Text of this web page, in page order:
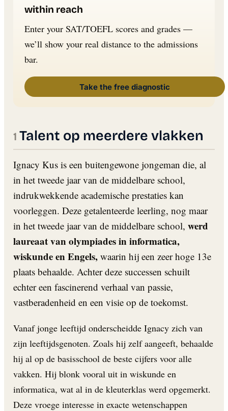
within reach
Enter your SAT/TOEFL scores and grades —
we’ll show your real distance to the admissions
bar.
Take the free diagnostic
Talent op meerdere vlakken
Ignacy Kus is een buitengewone jongeman die, al
in het tweede jaar van de middelbare school,
indrukwekkende academische prestaties kan
voorleggen. Deze getalenteerde leerling, nog maar
in het tweede jaar van de middelbare school, werd
laureaat van olympiades in informatica,
wiskunde en Engels, waarin hij een zeer hoge 13e
plaats behaalde. Achter deze successen schuilt
echter een fascinerend verhaal van passie,
vastberadenheid en een visie op de toekomst.
Vanaf jonge leeftijd onderscheidde Ignacy zich van
zijn leeftijdsgenoten. Zoals hij zelf aangeeft, behaalde
hij al op de basisschool de beste cijfers voor alle
vakken. Hij blonk vooral uit in wiskunde en
informatica, wat al in de kleuterklas werd opgemerkt.
Deze vroege interesse in exacte wetenschappen